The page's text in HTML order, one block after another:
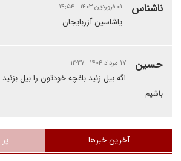
ناشناس ۰۱ فروردین ۱۴۰۳ | ۱۴:۵۴
یاشاسین آزربایجان
حسین ۱۷ مرداد ۱۴۰۴ | ۱۲:۲۷
اگه بیل زنید باغچه خودتون را بیل
باشیم
آخرین خبرها